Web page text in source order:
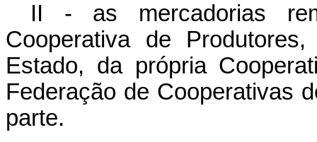
II - as mercadorias
Cooperativa de
Estado, da própria
Federação de Cooperativas
parte.